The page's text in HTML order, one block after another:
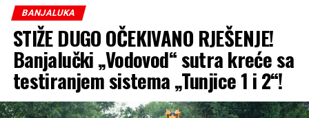
BANJALUKA
STIŽE DUGO OČEKIVANO RJEŠENJE!
Banjalučki „Vodovod“ sutra kreće sa
testiranjem sistema „Tunjice 1 i 2“!